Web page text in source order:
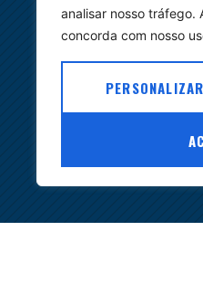
analisar nosso tráfego.
concorda com nosso
PERSONALIZAR
Links
Sobre Nós
Nossa Equipe
Corpo Docente